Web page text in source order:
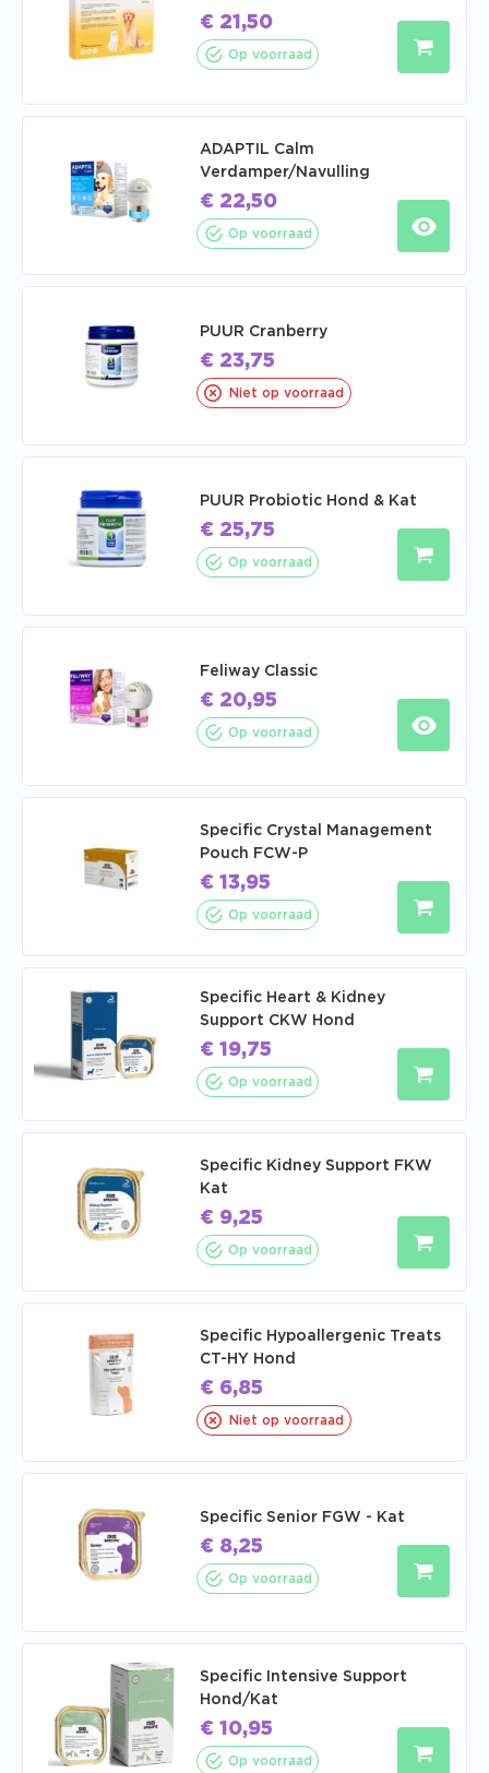
€ 21,50
Op voorraad
ADAPTIL Calm
Verdamper/Navulling
€ 22,50
Op voorraad
PUUR Cranberry
€ 23,75
Niet op voorraad
PUUR Probiotic Hond & Kat
€ 25,75
Op voorraad
Feliway Classic
€ 20,95
Op voorraad
Specific Crystal Management
Pouch FCW-P
€ 13,95
Op voorraad
Specific Heart & Kidney
Support CKW Hond
€ 19,75
Op voorraad
Specific Kidney Support FKW
Kat
€ 9,25
Op voorraad
Specific Hypoallergenic Treats
CT-HY Hond
€ 6,85
Niet op voorraad
Specific Senior FGW - Kat
€ 8,25
Op voorraad
Specific Intensive Support
Hond/Kat
€ 10,95
Op voorraad